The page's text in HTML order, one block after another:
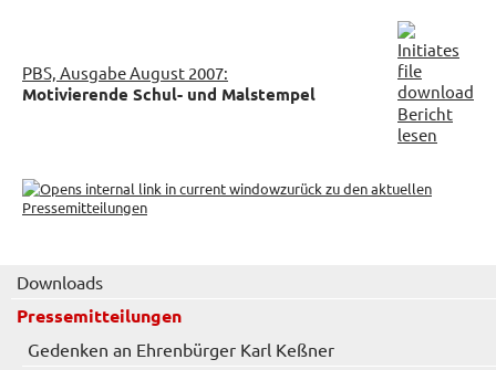
PBS, Ausgabe August 2007:
Motivierende Schul- und Malstempel
Bericht
lesen
zurück zu den aktuellen
Pressemitteilungen
Downloads
Pressemitteilungen
Gedenken an Ehrenbürger Karl Keßner